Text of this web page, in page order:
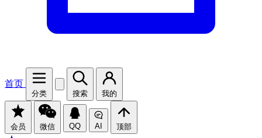
首页
分类 搜索 我的
会员 微信 QQ AI 顶部